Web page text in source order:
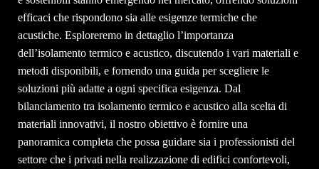
efficaci che rispondono sia alle esigenze termiche che
acustiche. Esploreremo in dettaglio l’importanza
dell’isolamento termico e acustico, discutendo i vari materiali e
metodi disponibili, e fornendo una guida per scegliere le
soluzioni più adatte a ogni specifica esigenza. Dal
bilanciamento tra isolamento termico e acustico alla scelta di
materiali innovativi, il nostro obiettivo è fornire una
panoramica completa che possa guidare sia i professionisti del
settore che i privati nella realizzazione di edifici confortevoli,